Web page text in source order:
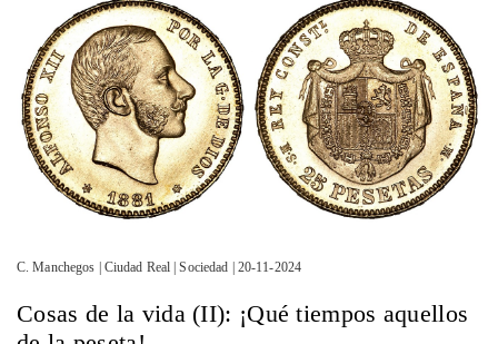
C. Manchegos | Ciudad Real | Sociedad | 20-11-2024
Cosas de la vida (II): ¡Qué tiempos aquellos